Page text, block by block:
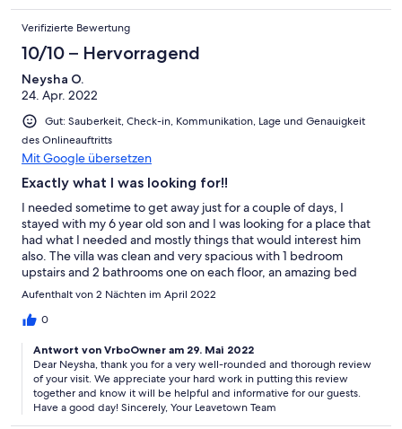
Verifizierte Bewertung
10/10 – Hervorragend
Neysha O.
24. Apr. 2022
Gut: Sauberkeit, Check-in, Kommunikation, Lage und Genauigkeit
des Onlineauftritts
Mit Google übersetzen
Exactly what I was looking for!!
I needed sometime to get away just for a couple of days, I
stayed with my 6 year old son and I was looking for a place that
had what I needed and mostly things that would interest him
also. The villa was clean and very spacious with 1 bedroom
upstairs and 2 bathrooms one on each floor, an amazing bed
and the kitchen had everything I needed. The porch was
perfect to have breakfast outside getting some fresh air in the
morning. The recreational and the pool area are perfect for kids
coming pack for summer time.
Aufenthalt von 2 Nächten im April 2022
0
Antwort von VrboOwner am 29. Mai 2022
Dear Neysha, thank you for a very well-rounded and thorough review
of your visit. We appreciate your hard work in putting this review
together and know it will be helpful and informative for our guests.
Have a good day! Sincerely, Your Leavetown Team